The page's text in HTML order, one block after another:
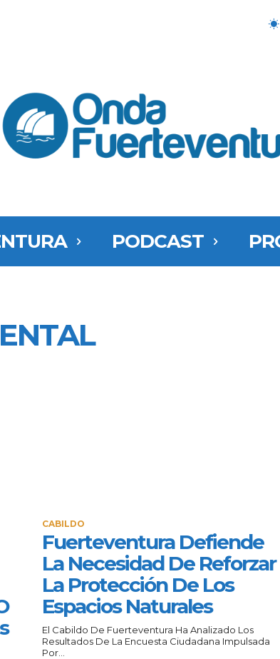
PODCAST
CABILDO
Fuerteventura Defiende
La Necesidad De Reforzar
La Protección De Los
Espacios Naturales
El Cabildo De Fuerteventura Ha Analizado Los
Resultados De La Encuesta Ciudadana Impulsada
Por...